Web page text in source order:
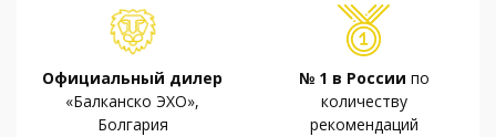
Официальный дилер
«Балканско ЭХО»,
Болгария
№ 1 в России по
количеству
рекомендаций